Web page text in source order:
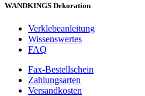
WANDKINGS Dekoration
Verklebeanleitung
Wissenswertes
FAQ
Fax-Bestellschein
Zahlungsarten
Versandkosten